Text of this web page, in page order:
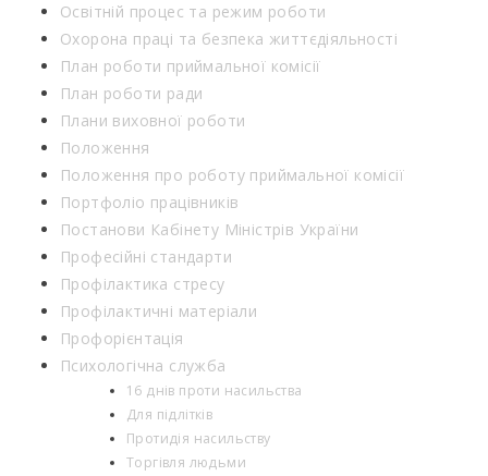
Освітній процес та режим роботи
Охорона праці та безпека життєдіяльності
План роботи приймальної комісії
План роботи ради
Плани виховної роботи
Положення
Положення про роботу приймальної комісії
Портфоліо працівників
Постанови Кабінету Міністрів України
Професійні стандарти
Профілактика стресу
Профілактичні матеріали
Профорієнтація
Психологічна служба
16 днів проти насильства
Для підлітків
Протидія насильству
Торгівля людьми